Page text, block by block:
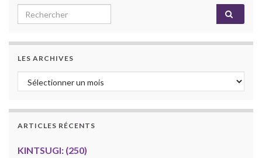
Search for:
LES ARCHIVES
Les archives
ARTICLES RÉCENTS
KINTSUGI: (250)